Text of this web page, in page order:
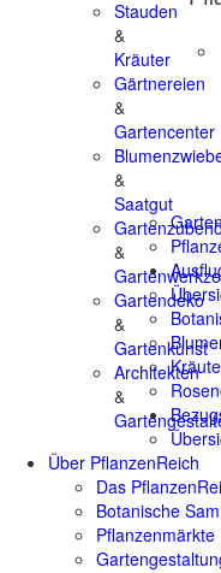
Stauden
&
Kräuter
Gärtnereien
&
Gartencenter
&
Saatgut
&
Gartendeko
&
Gartenkunst
Architekten
&
Über PflanzenReich
Das
Botanische
Pflanzenmärkte